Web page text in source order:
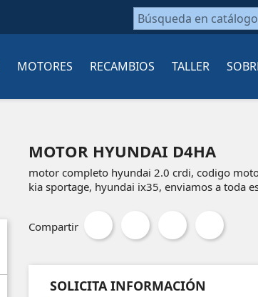
MOTORES RECAMBIOS TALLER
MOTOR HYUNDAI D4HA
motor completo hyundai 2.0 crdi, codigo
kia sportage, hyundai ix35, enviamos a toda
Compartir
SOLICITA INFORMACIÓN